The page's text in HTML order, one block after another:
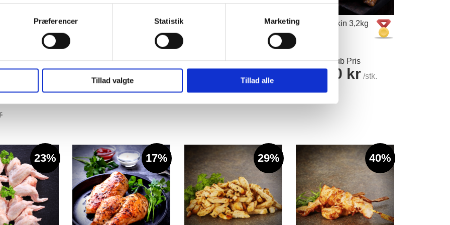
Præferencer Statistik Marketing
Tillad valgte Tillad alle
Pris
kr /stk.
Napoleon Fast Read
Ikke
125,00 kr /stk.
Detailpris
Hel And Pekin 3,2kg
TheMeatClub Pris
145,00 kr /stk.
299,00 kr
23% 17% 29% 40%